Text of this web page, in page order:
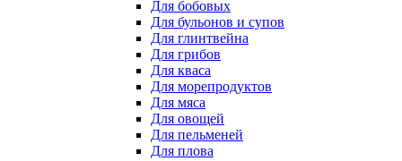
Для бобовых
Для бульонов и супов
Для глинтвейна
Для грибов
Для кваса
Для морепродуктов
Для мяса
Для овощей
Для пельменей
Для плова